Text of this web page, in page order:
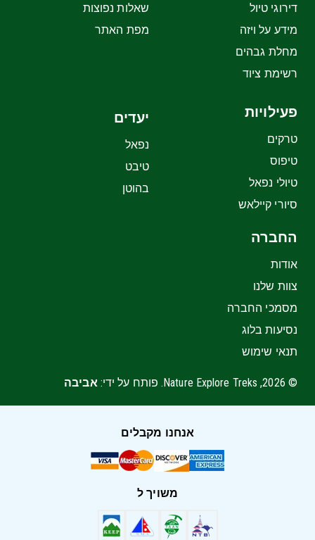
דירוגי טיול
מידע על ויזה
מחלת גבהים
רשימת ציוד
שאלות נפוצות
מפת האתר
פעילויות
טרקים
טיפוס
טיולי נפאל
סיורי קיילאש
יעדים
נפאל
טיבט
בהוטן
החברה
אודות
צוות שלנו
מסמכי החברה
נסיעות בלוג
תנאי שימוש
© 2026, Nature Explore Treks. פותח על ידי: אביבה
אנחנו מקבלים
משויך ל